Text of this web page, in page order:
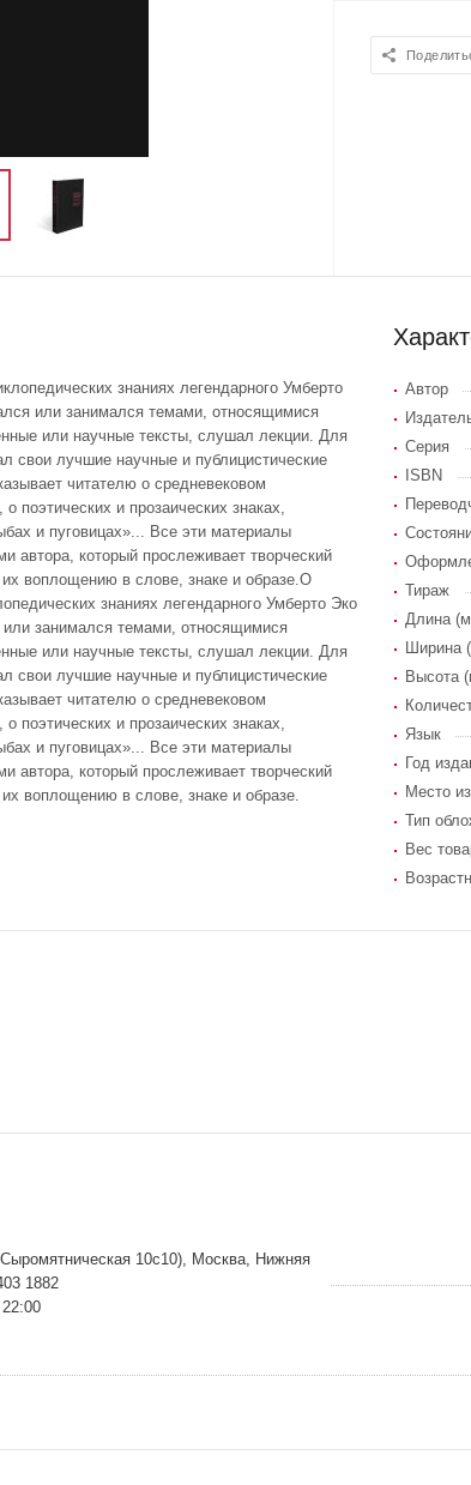
знаниях легендарного Умберто
или занимался темами, относящимися
или научные тексты, слушал лекции. Для
свои лучшие научные и публицистические
читателю о средневековом
и прозаических знаках,
и пуговицах»... Все эти материалы
автора, который прослеживает творческий
воплощению в слове, знаке и образе.О
знаниях легендарного Умберто Эко
или занимался темами, относящимися
или научные тексты, слушал лекции. Для
свои лучшие научные и публицистические
читателю о средневековом
и прозаических знаках,
и пуговицах»... Все эти материалы
автора, который прослеживает творческий
воплощению в слове, знаке и образе.
Автор
Серия
ISBN
Тираж
Длина
Ширина
Высота
Язык
Год
Место
Тип
Вес
10с10), Москва, Нижняя
1882